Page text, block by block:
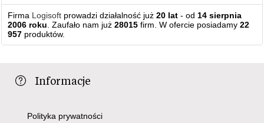
Firma Logisoft prowadzi działalność już20 lat - od 14 sierpnia
2006 roku . Zaufało nam już28015 firm. W ofercie posiadamy22
957 produktów.
Informacje
Polityka prywatności